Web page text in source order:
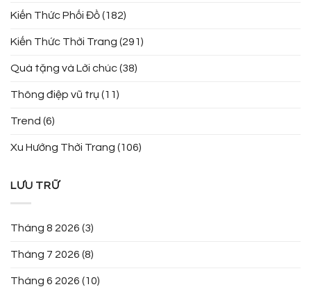
Kiến Thức Phối Đồ(182)
Kiến Thức Thời Trang (291)
Quà tặng và Lời chúc(38)
Thông điệp vũ trụ (11)
Trend (6)
Xu Hướng Thời Trang (106)
LƯU TRỮ
Tháng 8 2026 (3)
Tháng 7 2026 (8)
Tháng 6 2026 (10)